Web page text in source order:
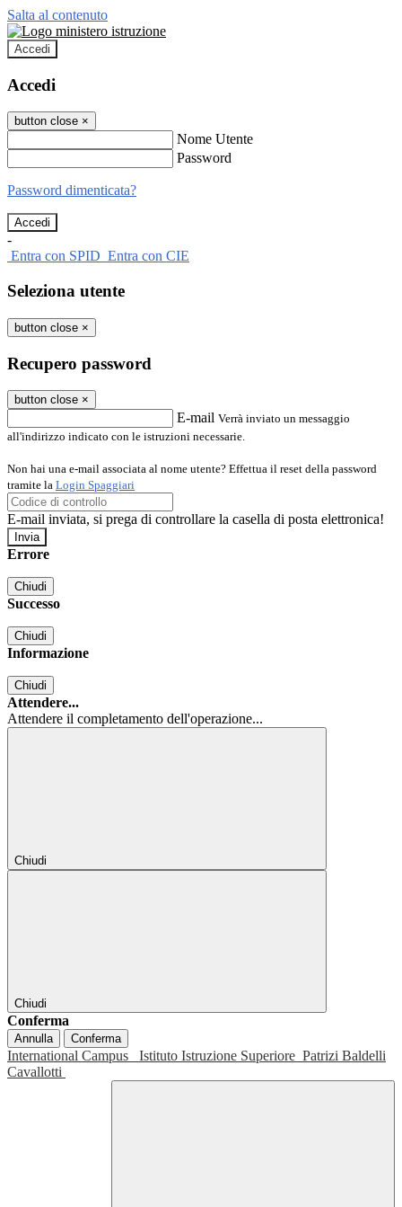
Salta al contenuto
Accedi
Accedi
button close ×
Nome Utente
Password
Password dimenticata?
-
Entra con SPID Entra con CIE
Seleziona utente
button close ×
Recupero password
button close ×
E-mail Verrà inviato un messaggio
all'indirizzo indicato con le istruzioni necessarie.
Non hai una e-mail associata al nome utente? Effettua il reset della password
tramite la Login Spaggiari
E-mail inviata, si prega di controllare la casella di posta elettronica!
Errore
Chiudi
Successo
Chiudi
Informazione
Chiudi
Attendere...
Attendere il completamento dell'operazione...
Chiudi
Chiudi
Conferma
Annulla Conferma
International Campus Istituto Istruzione Superiore Patrizi Baldelli
Cavallotti